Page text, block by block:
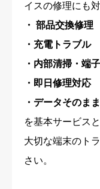
イスの修理にも
・ 部品交換修理
・充電トラブル
・内部清掃・端
・即日修理対応
・データそのま
を基本サービス
大切な端末のト
さい。